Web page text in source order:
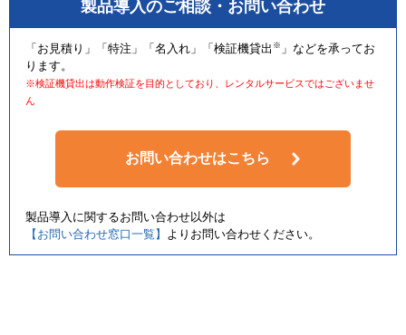
製品導入のご相談・お問い合わせ
「お見積り」「特注」「名入れ」「検証機貸出 ※ 」などを承ってお
ります。
※検証機貸出は動作検証を目的としており、レンタルサービスではございませ
ん
お問い合わせはこちら
製品導入に関するお問い合わせ以外は
【お問い合わせ窓口一覧】 よりお問い合わせください。